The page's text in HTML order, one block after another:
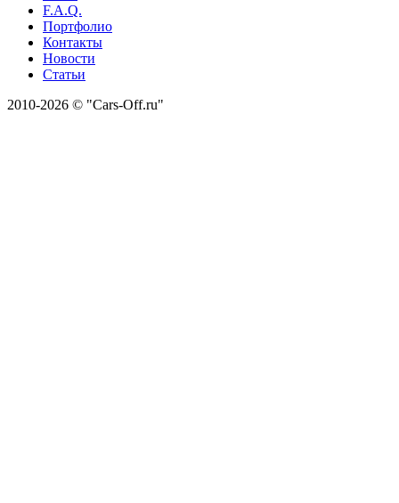
F.A.Q.
Портфолио
Контакты
Новости
Статьи
2010-2026 © "Cars-Off.ru"